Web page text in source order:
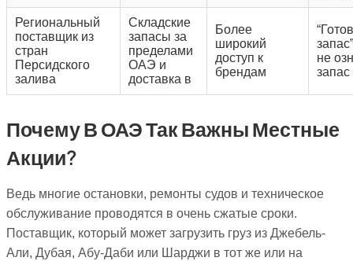
Региональный
поставщик из
стран
Персидского
залива
Складские
запасы за
пределами
ОАЭ и
доставка в
Более
широкий
доступ к
брендам
не
Почему В ОАЭ Так Важны Местные
Акции?
Ведь многие остановки, ремонты судов и техническое
обслуживание проводятся в очень сжатые сроки.
Поставщик, который может загрузить груз из Джебель-
Али, Дубая, Абу-Даби или Шарджи в тот же или на